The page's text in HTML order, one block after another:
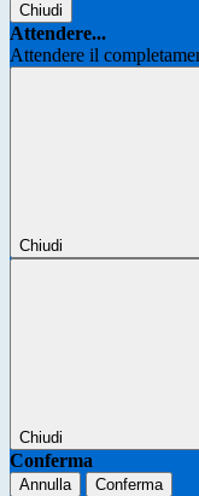
Chiudi
Attendere...
Attendere il
Chiudi
Chiudi
Conferma
Annulla Conferma